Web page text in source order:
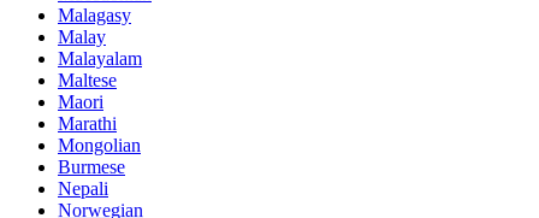
Malagasy
Malay
Malayalam
Maltese
Maori
Marathi
Mongolian
Burmese
Nepali
Norwegian